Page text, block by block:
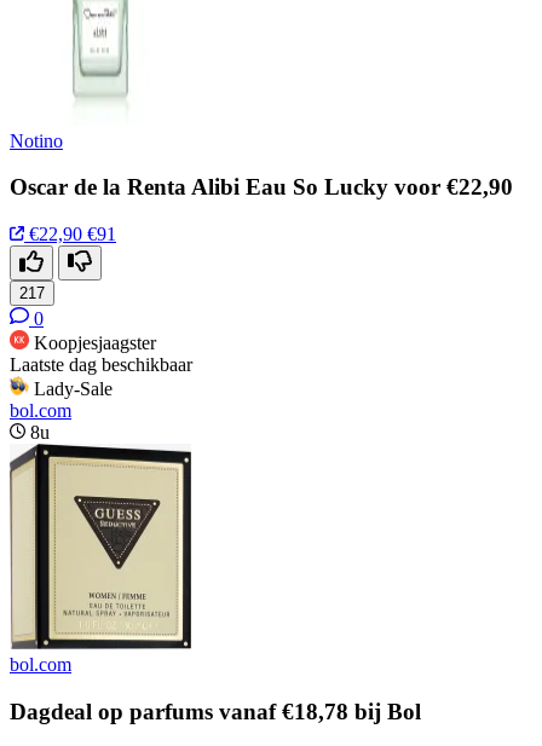
Notino
Oscar de la Renta Alibi Eau So Lucky voor €22,90
€22,90 €91
217
0
Koopjesjaagster
Laatste dag beschikbaar
Lady-Sale
bol.com
8u
bol.com
Dagdeal op parfums vanaf €18,78 bij Bol